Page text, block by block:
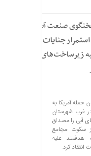
صنعت آب
جنایات
زیرساخت‌های
آمریکا به
غرب شهرستان
آبی را مصداق
سکوت مجامع
هدفمند علیه
کرد.